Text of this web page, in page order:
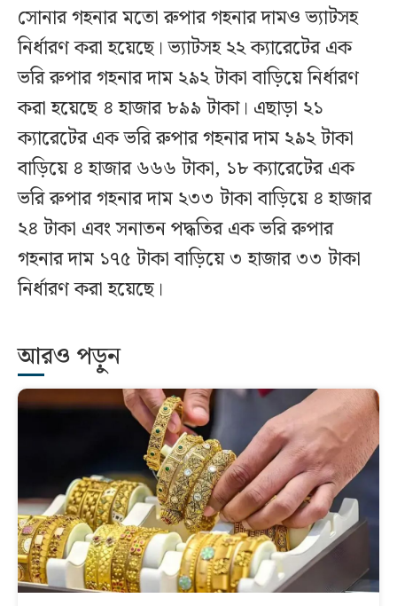
সোনার গহনার মতো রুপার গহনার দামও ভ্যাটসহ
নির্ধারণ করা হয়েছে। ভ্যাটসহ ২২ ক্যারেটের এক
ভরি রুপার গহনার দাম ২৯২ টাকা বাড়িয়ে নির্ধারণ
করা হয়েছে ৪ হাজার ৮৯৯ টাকা। এছাড়া ২১
ক্যারেটের এক ভরি রুপার গহনার দাম ২৯২ টাকা
বাড়িয়ে ৪ হাজার ৬৬৬ টাকা, ১৮ ক্যারেটের এক
ভরি রুপার গহনার দাম ২৩৩ টাকা বাড়িয়ে ৪ হাজার
২৪ টাকা এবং সনাতন পদ্ধতির এক ভরি রুপার
গহনার দাম ১৭৫ টাকা বাড়িয়ে ৩ হাজার ৩৩ টাকা
নির্ধারণ করা হয়েছে।
আরও পড়ুন